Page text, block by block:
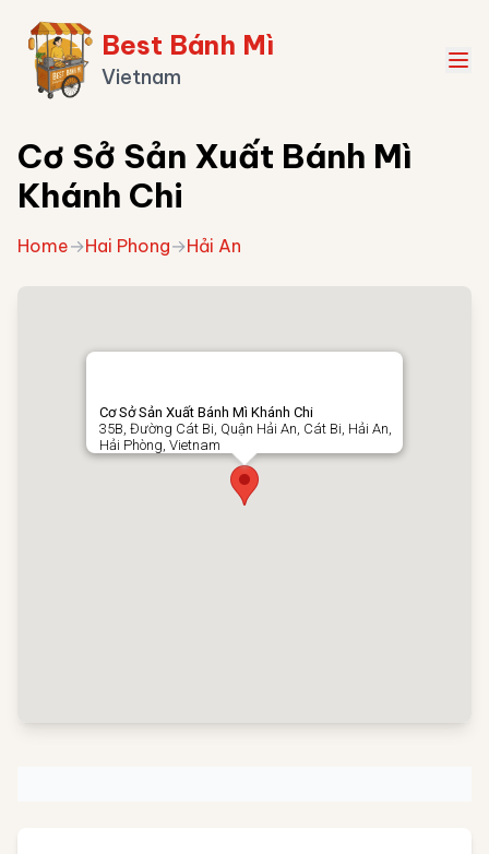
Best Bánh Mì
Vietnam
Cơ Sở Sản Xuất Bánh Mì
Khánh Chi
Home→Hai Phong→Hải An
Cơ Sở Sản Xuất Bánh Mì Khánh Chi
35B, Đường Cát Bi, Quận Hải An, Cát Bi, Hải An,
Hải Phòng, Vietnam